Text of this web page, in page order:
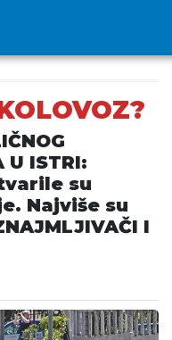
U ISTRI:
su
Najviše su
I